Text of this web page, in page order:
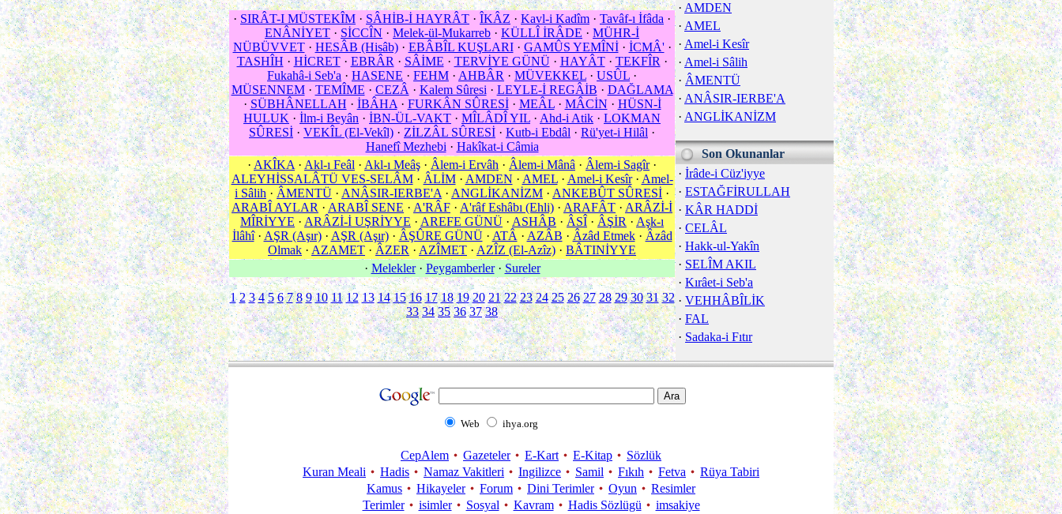
· AMDEN
· AMEL
· Amel-i Kesîr
· Amel-i Sâlih
· ÂMENTÜ
· ANÂSIR-IERBE'A
· ANGLİKANİZM
Son Okunanlar
· İrâde-i Cüz'iyye
· ESTAĞFİRULLAH
· KÂR HADDİ
· CELÂL
· Hakk-ul-Yakîn
· SELÎM AKIL
· Kırâet-i Seb'a
· VEHHÂBÎLİK
· FAL
· Sadaka-i Fıtır
· SIRÂT-I MÜSTEKÎM · SÂHİB-İ HAYRÂT · ÎKÂZ · Kavl-i Kadîm · Tavâf-ı İfâda ·
ENÂNİYET · SİCCÎN · Melek-ül-Mukarreb · KÜLLÎ İRÂDE · MÜHR-İ
NÜBÜVVET· HESÂB (Hisâb)· EBÂBÎL KUŞLARI· GAMÛS YEMÎNİ· İCMÂ'·
TASHÎH · HİCRET· EBRÂR · SÂİME · TERVİYE GÜNÜ· HAYÂT· TEKFÎR ·
Fukahâ-i Seb'a · HASENE · FEHM · AHBÂR · MÜVEKKEL · USÛL ·
MÜSENNEM· TEMÎME · CEZÂ · Kalem Sûresi · LEYLE-İ REGÂİB · DAĞLAMA
· SÜBHÂNELLAH · İBÂHA · FURKÂN SÛRESİ· MEÂL· MÂCİN · HÜSN-İ
HULUK · İlm-i Beyân · İBN-ÜL-VAKT · MÎLÂDÎ YIL · Ahd-i Atik · LOKMAN
SÛRESİ · VEKÎL (El-Vekîl) · ZİLZÂL SÛRESİ · Kutb-i Ebdâl · Rü'yet-i Hilâl ·
Hanefî Mezhebi · Hakîkat-i Câmia
· AKÎKA · Akl-ı Feâl · Akl-ı Meâş · Âlem-i Ervâh · Âlem-i Mânâ · Âlem-i Sagîr·
ALEYHİSSALÂTÜ VES-SELÂM· ÂLİM· AMDEN · AMEL· Amel-i Kesîr· Amel-
i Sâlih · ÂMENTÜ · ANÂSIR-IERBE'A · ANGLİKANİZM · ANKEBÛT SÛRESİ ·
ARABÎ AYLAR · ARABÎ SENE · A'RÂF · A'râf Eshâbı (Ehli) · ARAFÂT · ARÂZİ-İ
MÎRİYYE · ARÂZİ-İ UŞRİYYE · AREFE GÜNÜ · ASHÂB · ÂSÎ · ÂŞİR · Aşk-ı
İlâhî· AŞR (Aşır)· AŞR (Aşır)· ÂŞÛRE GÜNÜ· ATÂ · AZÂB · Âzâd Etmek· Âzâd
Olmak · AZAMET · ÂZER · AZÎMET · AZÎZ (El-Azîz) · BÂTINİYYE
· Melekler· Peygamberler· Sureler
1 2 3 4 5 6 7 8 9 10 11 12 13 14 15 16 17 18 19 20 21 22 23 24 25 26 27 28 29 30 31 32
33 34 35 36 37 38
Web ihya.org
CepAlem Gazeteler E-Kart E-Kitap
Sözlük
Kuran Meali
Hadis Namaz Vakitleri Ingilizce Samil Fıkıh Fetva
Rüya Tabiri
Kamus
Hikayeler Forum Dini Terimler Oyun
Resimler
Terimler
isimler Sosyal Kavram Hadis Sözlügü imsakiye